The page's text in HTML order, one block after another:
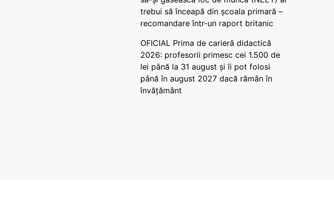
trebui să înceapă din școala primară –
recomandare într-un raport britanic
OFICIAL Prima de carieră didactică
2026: profesorii primesc cei 1.500 de
lei până la 31 august și îi pot folosi
până în august 2027 dacă rămân în
învățământ